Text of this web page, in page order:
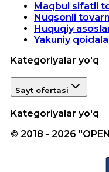
Maqbul sifatli
Nuqsonli
Huquqiy
Yakuniy
Kategoriyalar yo'q
Sayt ofertasi
Kategoriyalar yo'q
© 2018 - 2026